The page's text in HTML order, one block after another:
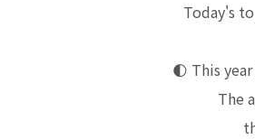
Today's
🌓 This
The